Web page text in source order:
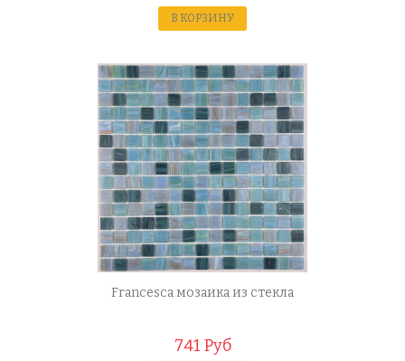
В КОРЗИНУ
Francesca мозаика из стекла
741 Руб